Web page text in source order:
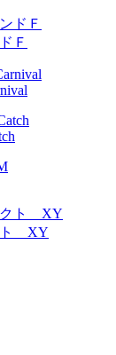
Ｆ
ト XY